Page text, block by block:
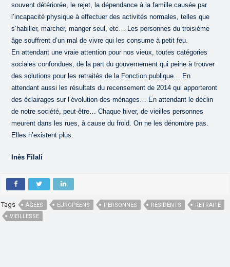
souvent détériorée, le rejet, la dépendance à la famille causée par
l’incapacité physique à effectuer des activités normales, telles que
s’habiller, marcher, manger seul, etc… Les personnes du troisième
âge souffrent d’un mal de vivre qui les consume à petit feu.
En attendant une vraie attention pour nos vieux, toutes catégories
sociales confondues, de la part du gouvernement qui peine à trouver
des solutions pour les retraités de la Fonction publique… En
attendant aussi les résultats du recensement de 2014 qui apporteront
des éclairages sur l’évolution des ménages… En attendant le déclin
de notre société, peut-être… Chaque hiver, de vieilles personnes
meurent dans les rues, à cause du froid. On ne les dénombre pas.
Elles n’existent plus.
Inès Filali
Tags ÂGÉES EUROPÉENS PERSONNES RÉSIDENTS
RETRAITE
VIEILLESSE